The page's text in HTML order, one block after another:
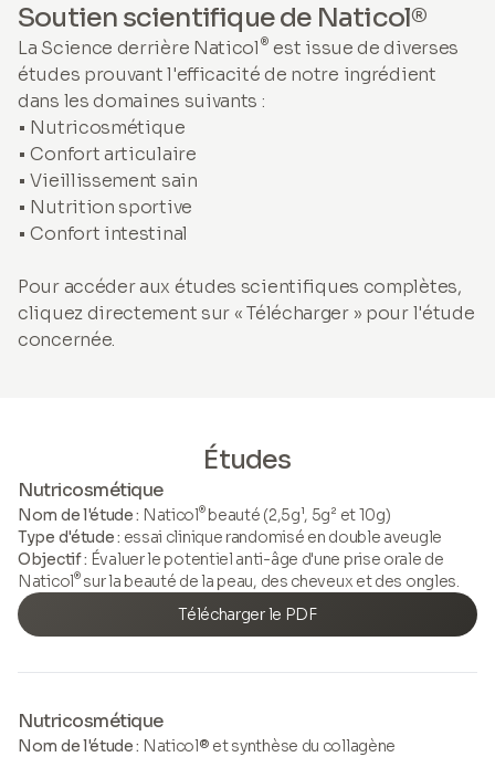
Soutien scientifique de Naticol®
La Science derrière Naticol ® est issue de diverses
études prouvant l'efficacité de notre ingrédient
dans les domaines suivants :
• Nutricosmétique
• Confort articulaire
• Vieillissement sain
• Nutrition sportive
• Confort intestinal
Pour accéder aux études scientifiques complètes,
cliquez directement sur « Télécharger » pour l'étude
concernée.
Études
Nutricosmétique
Nom de l'étude : Naticol®beauté (2,5g¹, 5g² et 10g)
Type d'étude : essai clinique randomisé en double aveugle
Objectif : Évaluer le potentiel anti-âge d'une prise orale de
Naticol®sur la beauté de la peau, des cheveux et des ongles.
Télécharger le PDF
Nutricosmétique
Nom de l'étude : Naticol® et synthèse du collagène